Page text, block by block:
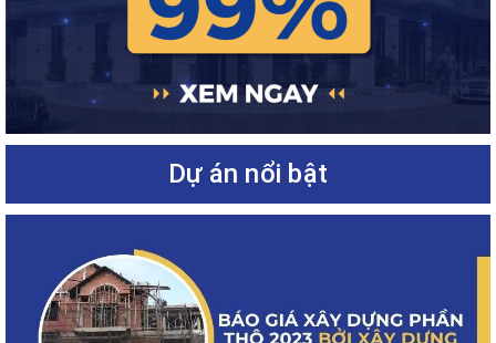
Dự án nổi bật